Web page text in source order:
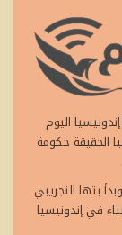
اليوم
الحقيقة حكومة
اليوم في 24 ابريل عام 2014م, وبدأ بثها التجريبي
أنباء في إندونيسيا